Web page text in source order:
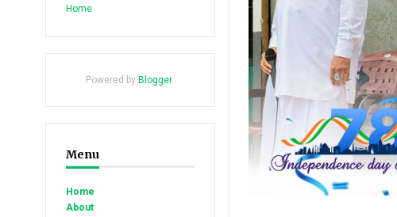
Home
Powered by Blogger.
Menu
Home
About